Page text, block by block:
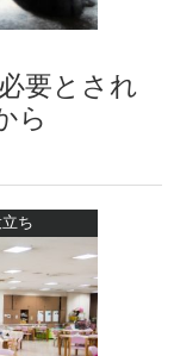
要とされ
ら
ち